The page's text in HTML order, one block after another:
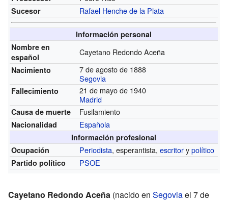
Sucesor Rafael Henche de la Plata
Información personal
Nombre en
español
Cayetano Redondo Aceña
Nacimiento
7 de agosto de 1888
Segovia
Fallecimiento
21 de mayo de 1940
Madrid
Causa de muerte Fusilamiento
Nacionalidad Española
Información profesional
Ocupación
Periodista, esperantista,escritorypolítico
Partido político PSOE
Cayetano Redondo Aceña (nacido en Segoviael 7 de